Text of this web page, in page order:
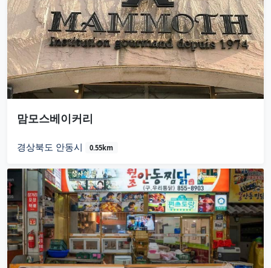
맘모스베이커리
경상북도 안동시 0.55km